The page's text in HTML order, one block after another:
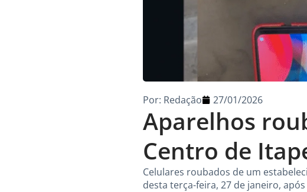
Aparelhos
Centro de
Por: Redação 27/01/2026
Celulares roubados de um
desta terça-feira, 27 de janeiro,